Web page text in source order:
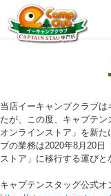
キ
当店イーキャンプクラブ
たが、この度、キャプテ
オンラインストア」を新
ブの業務は2020年8月20日
ストア」に移行する運びと
キャプテンスタッグ公式オ